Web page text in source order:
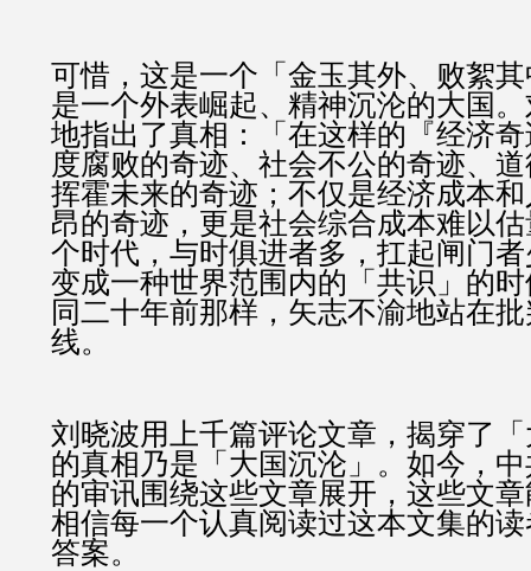
可惜，这是一个「金玉其外、败絮
是一个外表崛起、精神沉沦的大国
地指出了真相：「在这样的『经济
度腐败的奇迹、社会不公的奇迹、
挥霍未来的奇迹；不仅是经济成本
昂的奇迹，更是社会综合成本难以
个时代，与时俱进者多，扛起闸门
变成一种世界范围内的「共识」的
同二十年前那样，矢志不渝地站在
线。
刘晓波用上千篇评论文章，揭穿了
的真相乃是「大国沉沦」。如今，
的审讯围绕这些文章展开，这些文
相信每一个认真阅读过这本文集的
答案。